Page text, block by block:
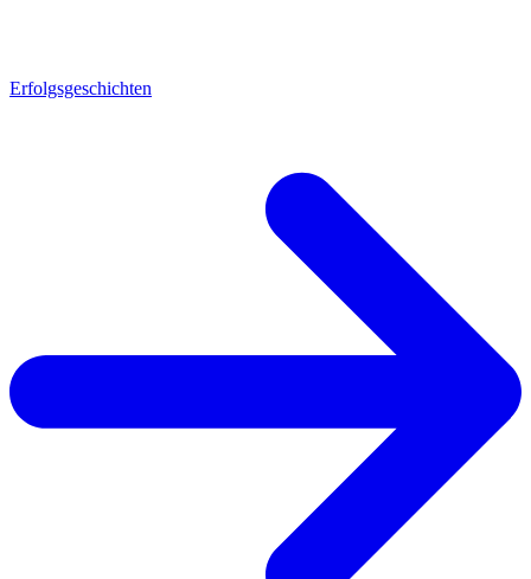
Erfolgsgeschichten